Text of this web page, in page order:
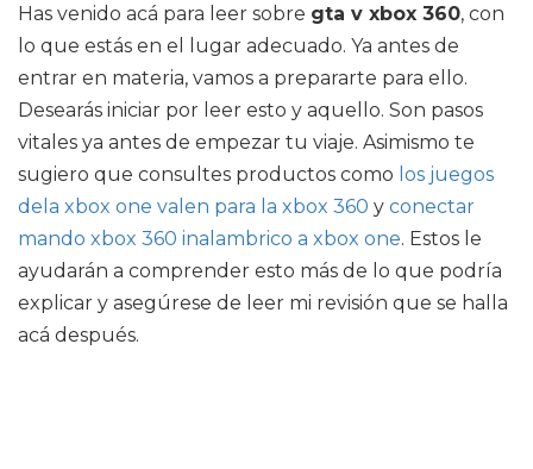
Has venido acá para leer sobre gta v xbox 360, con
lo que estás en el lugar adecuado. Ya antes de
entrar en materia, vamos a prepararte para ello.
Desearás iniciar por leer esto y aquello. Son pasos
vitales ya antes de empezar tu viaje. Asimismo te
sugiero que consultes productos como los juegos
dela xbox one valen para la xbox 360 y conectar
mando xbox 360 inalambrico a xbox one. Estos le
ayudarán a comprender esto más de lo que podría
explicar y asegúrese de leer mi revisión que se halla
acá después.